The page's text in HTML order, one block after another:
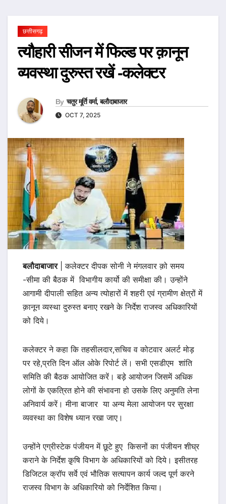
छत्तीसगढ़
त्यौहारी सीजन में फिल्ड पर क़ानून
व्यवस्था दुरुस्त रखें -कलेक्टर
By चतुर मूर्ति वर्मा, बलौदाबाजार
OCT 7, 2025
बलौदाबाजार| कलेक्टर दीपक सोनी ने मंगलवार क़ो समय
-सीमा की बैठक में विभागीय कार्यो की समीक्षा की। उन्होंने
आगामी दीपाली सहित अन्य त्योहारों में शहरी एवं ग्रामीण क्षेत्रों में
क़ानून व्यस्था दुरुस्त बनाए रखने के निर्देश राजस्व अधिकारियों
को दिये।
कलेक्टर ने कहा कि तहसीलदार,सचिव व कोटवार अलर्ट मोड़
पर रहे,प्रति दिन ऑल ओके रिपोर्ट लें। सभी एसडीएम शांति
समिति की बैठक आयोजित करें। बड़े आयोजन जिसमें अधिक
लोगों के एकत्रित होने की संभावना हो उसके लिए अनुमति लेना
अनिवार्य करें। मीना बाजार या अन्य मेला आयोजन पर सुरक्षा
व्यवस्था का विशेष ध्यान रखा जाए।
उन्होंने एग्रीस्टेक पंजीयन में छूटे हुए किसनों का पंजीयन शीघ्र
कराने के निर्देश क़ृषि विभाग के अधिकारियों को दिये। इसीतरह
डिजिटल क्रॉप सर्वे एवं भौतिक सत्यापन कार्य जल्द पूर्ण करने
राजस्व विभाग के अधिकारियो को निर्देशित किया।